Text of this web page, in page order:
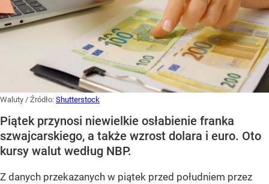
Waluty / Źródło: Shutterstock
Piątek przynosi niewielkie osłabienie franka
szwajcarskiego, a także wzrost dolara i euro. Oto
kursy walut według NBP.
Z danych przekazanych w piątek przed południem przez